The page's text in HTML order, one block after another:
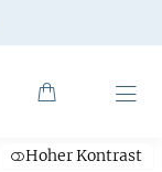
Hoher Kontrast